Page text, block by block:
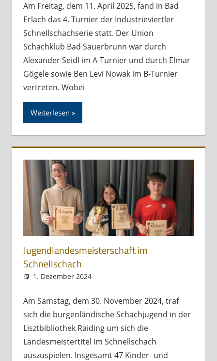
Am Freitag, dem 11. April 2025, fand in Bad
Erlach das 4. Turnier der Industrieviertler
Schnellschachserie statt. Der Union
Schachklub Bad Sauerbrunn war durch
Alexander Seidl im A-Turnier und durch Elmar
Gögele sowie Ben Levi Nowak im B-Turnier
vertreten. Wobei
Weiterlesen
Jugendlandesmeisterschaft im
Schnellschach
1. Dezember 2024
Am Samstag, dem 30. November 2024, traf
sich die burgenländische Schachjugend in der
Lisztbibliothek Raiding um sich die
Landesmeistertitel im Schnellschach
auszuspielen. Insgesamt 47 Kinder- und